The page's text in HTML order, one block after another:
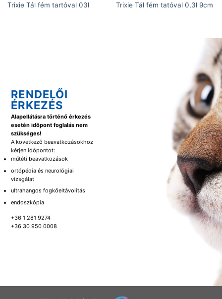
Trixie Tál fém tartóval 03l Trixie Tál fém tatóval 0,3l 9cm
RENDELŐI
ÉRKEZÉS
Alapellátásra történő érkezés
esetén időpont foglalás nem
szükséges!
A következő beavatkozásokhoz
kérjen időpontot:
műtéti beavatkozások
ortópédia és neurológiai
vizsgálat
ultrahangos fogkőeltávolítás
endoszkópia
+36 1 281 9274
+36 30 950 0008